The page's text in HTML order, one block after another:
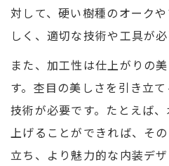
対して、硬い樹種のオーク
しく、適切な技術や工具が必
また、加工性は仕上がりの
す。杢目の美しさを引き立
技術が必要です。たとえば
上げることができれば、そ
立ち、より魅力的な内装デザ